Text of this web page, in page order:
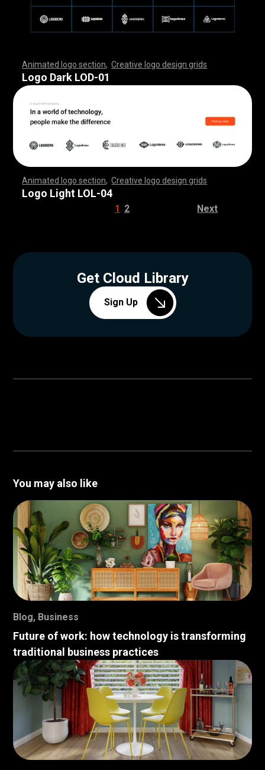
Animated logo section ,Creative logo design grids
,,,,,,,,,,,,,,,,,,,,,,,, ,,,,,,,,,,,,,,,,,,,,,,,,,,,,
,,,,,,,,,,,,,,,,,,,,,,,, ,,,,,,,,,,,,,,,,,,,,,
Logo Dark LOD-01
Animated logo section ,Creative logo design grids
,,,,,,,,,,,,,,,,,,,,,,,, ,,,,,,,,,,,,,,,,,,,,,,,,,,,,
,,,,,,,,,,,,,,,,,,,,,,,, ,,,,,,,,,,,,,,,,,,,,,
Logo Light LOL-04
1 2 Next
Get Cloud Library
Sign Up
You may also like
Blog, Business
Future of work: how technology is transforming
traditional business practices